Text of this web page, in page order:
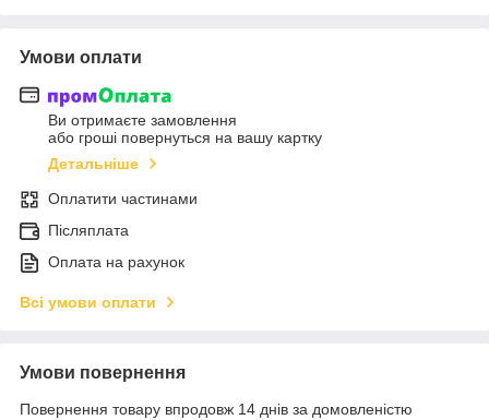
Умови оплати
Ви отримаєте замовлення
або гроші повернуться на вашу картку
Детальніше
Оплатити частинами
Післяплата
Оплата на рахунок
Всі умови оплати
Умови повернення
Повернення товару впродовж 14 днів за домовленістю